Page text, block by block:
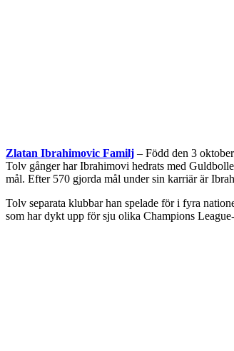
Zlatan Ibrahimovic Familj – Född den 3
Tolv gånger har Ibrahimovi hedrats med
mål. Efter 570 gjorda mål under sin karriär är
Tolv separata klubbar han spelade för i fyra
som har dykt upp för sju olika Champions